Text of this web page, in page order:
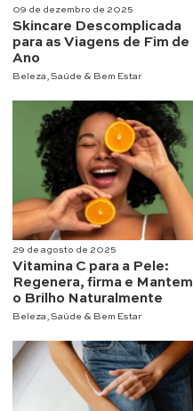
09 de dezembro de 2025
Skincare Descomplicada
para as Viagens de Fim de
Ano
Beleza Saúde & Bem Estar
29 de agosto de 2025
Vitamina C para a Pele:
Regenera, firma e Mantem
o Brilho Naturalmente
Beleza Saúde & Bem Estar